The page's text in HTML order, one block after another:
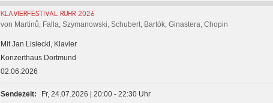
KLAVIERFESTIVAL RUHR 2026
von Martinů, Falla, Szymanowski, Schubert, Bartók, Ginastera, Chopin
Mit Jan Lisiecki, Klavier
Konzerthaus Dortmund
02.06.2026
Sendezeit Fr, 24.07.2026 | 20:00 - 22:30 Uhr